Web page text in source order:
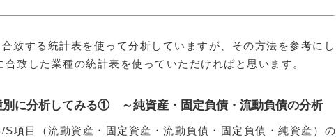
致する統計表を使って分析していますが、その方法を参考にし
致した業種の統計表を使っていただければと思います。
別に分析してみる① ～純資産・固定負債・流動負債の分析
S項目（流動資産・固定資産・流動負債・固定負債・純資産）の